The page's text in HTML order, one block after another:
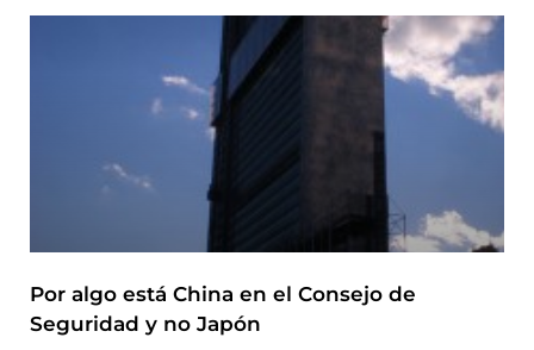
Por algo está China en el Consejo de
Seguridad y no Japón